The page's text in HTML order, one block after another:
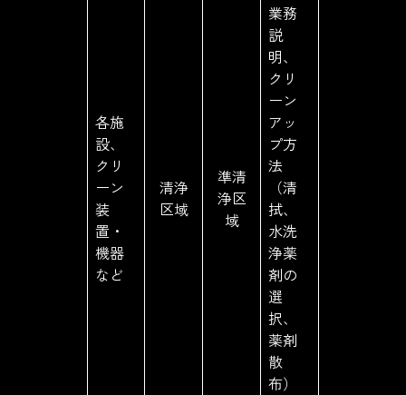
各施
設、
クリ
ーン
装
置・
機器
など
清浄
区域
準清
浄区
域
業務
説
明、
クリ
ーン
アッ
プ方
法
（清
拭、
水洗
浄薬
剤の
選
択、
薬剤
散
布）